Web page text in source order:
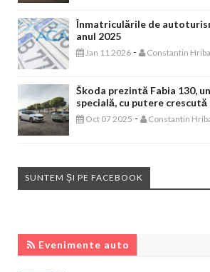
Înmatriculările de
anul 2025
Jan 11 2026 - Constantin
Škoda prezintă Fabia 130,
specială, cu putere crescută
Oct 07 2025 - Constantin
SUNTEM ȘI PE FACEBOOK
Evenimente auto